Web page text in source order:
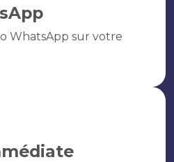
WhatsApp sur votre